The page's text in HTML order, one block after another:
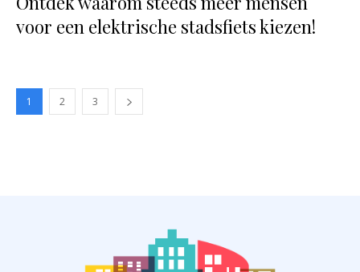
voor een elektrische stadsfiets kiezen!
1 2 3